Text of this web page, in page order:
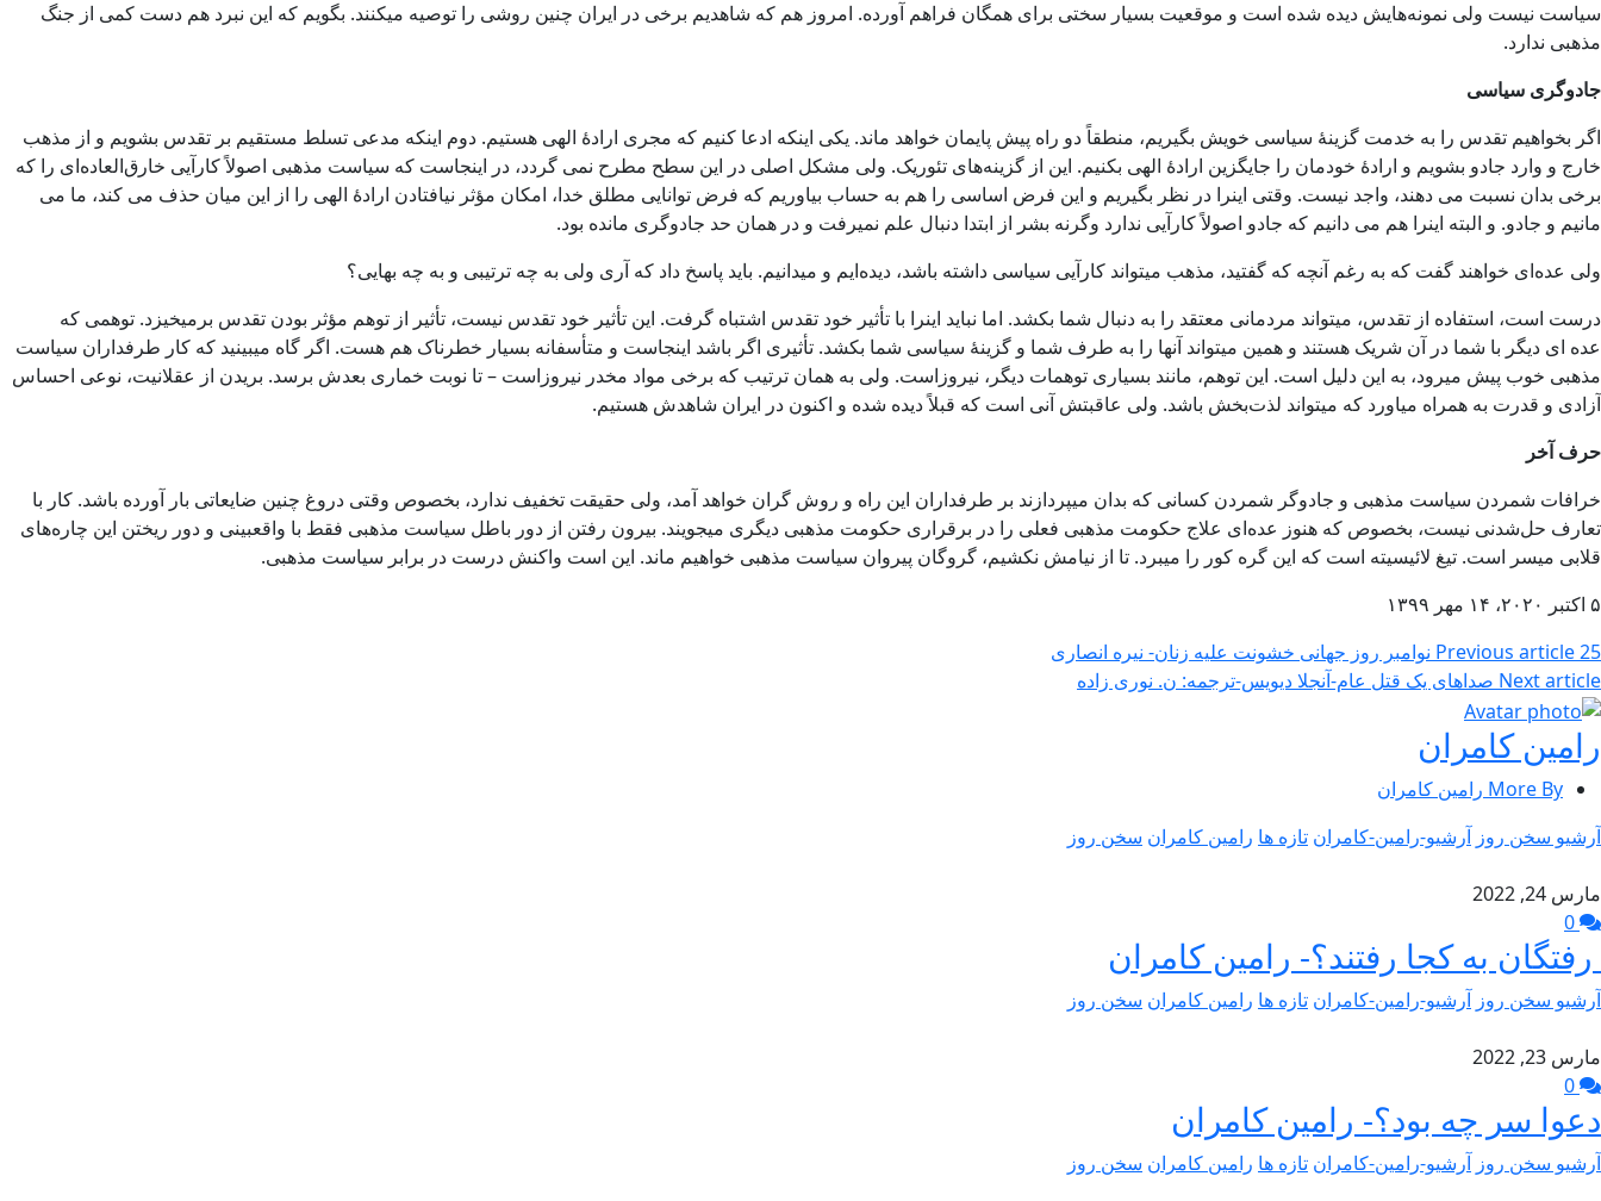
سیاست نیست ولی نمونه‌هایش دیده شده است و موقعیت بسیار سختی برای همگان فراهم آورده. امروز هم که شاهدیم برخی در ایران چنین روشی را توصیه میکنند. بگویم که این نبرد هم دست کمی از جنگ
مذهبی ندارد.
جادوگری سیاسی
اگر بخواهیم تقدس را به خدمت گزینۀ سیاسی خویش بگیریم، منطقاً دو راه پیش پایمان خواهد ماند. یکی اینکه ادعا کنیم که مجری ارادۀ الهی هستیم. دوم اینکه مدعی تسلط مستقیم بر تقدس بشویم و از مذهب
خارج و وارد جادو بشویم و ارادۀ خودمان را جایگزین ارادۀ الهی بکنیم. این از گزینه‌های تئوریک. ولی مشکل اصلی در این سطح مطرح نمی گردد، در اینجاست که سیاست مذهبی اصولاً کارآیی خارق‌العاده‌ای را که
برخی بدان نسبت می دهند، واجد نیست. وقتی اینرا در نظر بگیریم و این فرض اساسی را هم به حساب بیاوریم که فرض توانایی مطلق خدا، امکان مؤثر نیافتادن ارادۀ الهی را از این میان حذف می کند، ما می
مانیم و جادو. و البته اینرا هم می دانیم که جادو اصولاً کارآیی ندارد وگرنه بشر از ابتدا دنبال علم نمیرفت و در همان حد جادوگری مانده بود.
ولی عده‌ای خواهند گفت که به رغم آنچه که گفتید، مذهب میتواند کارآیی سیاسی داشته باشد، دیده‌ایم و میدانیم. باید پاسخ داد که آری ولی به چه ترتیبی و به چه بهایی؟
درست است، استفاده از تقدس، میتواند مردمانی معتقد را به دنبال شما بکشد. اما نباید اینرا با تأثیر خود تقدس اشتباه گرفت. این تأثیر خود تقدس نیست، تأثیر از توهم مؤثر بودن تقدس برمیخیزد. توهمی که
عده ای دیگر با شما در آن شریک هستند و همین میتواند آنها را به طرف شما و گزینۀ سیاسی شما بکشد. تأثیری اگر باشد اینجاست و متأسفانه بسیار خطرناک هم هست. اگر گاه میبینید که کار طرفداران سیاست
مذهبی خوب پیش میرود، به این دلیل است. این توهم، مانند بسیاری توهمات دیگر، نیرو‌زاست. ولی به همان ترتیب که برخی مواد مخدر نیروزاست – تا نوبت خماری بعدش برسد. بریدن از عقلانیت، نوعی احساس
آزادی و قدرت به همراه میاورد که میتواند لذت‌بخش باشد. ولی عاقبتش آنی است که قبلاً دیده شده و اکنون در ایران شاهدش هستیم.
حرف آخر
خرافات شمردن سیاست مذهبی و جادوگر شمردن کسانی که بدان میپردازند بر طرفداران این راه و روش گران خواهد آمد، ولی حقیقت تخفیف ندارد، بخصوص وقتی دروغ چنین ضایعاتی بار آورده باشد. کار با
تعارف حل‌شدنی نیست، بخصوص که هنوز عده‌‌ای علاج حکومت مذهبی فعلی را در برقراری حکومت مذهبی دیگری میجویند. بیرون رفتن از دور باطل سیاست مذهبی فقط با واقعبینی و دور ریختن این چاره‌های
قلابی میسر است. تیغ لائیسیته است که این گره کور را میبرد. تا از نیامش نکشیم، گروگان پیروان سیاست مذهبی خواهیم ماند. این است واکنش درست در برابر سیاست مذهبی.
۵ اکتبر ۲۰۲۰، ۱۴ مهر ۱۳۹۹
Previous article25 نوامبر روز جهانی خشونت علیه زنان- نیره انصاری
Next article صداهای یک قتل عام-آنجلا دیویس-ترجمه: ن. نوری زاده
رامین کامران
More By رامین کامران
آرشیو سخن روز آرشیو-رامین-کامران تازه ها رامین کامران سخن روز
مارس 24, 2022
رفتگان به کجا رفتند؟- رامین کامران
آرشیو سخن روز آرشیو-رامین-کامران تازه ها رامین کامران سخن روز
مارس 23, 2022
دعوا سر چه بود؟- رامین کامران
آرشیو سخن روز آرشیو-رامین-کامران تازه ها رامین کامران سخن روز